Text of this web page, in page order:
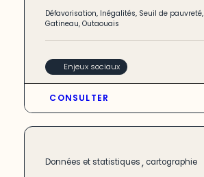
Défavorisation, Inégalités, Seuil de pauvreté,
Gatineau,Outaouais
Enjeux sociaux
CONSULTER
Données et statistiques, cartographie